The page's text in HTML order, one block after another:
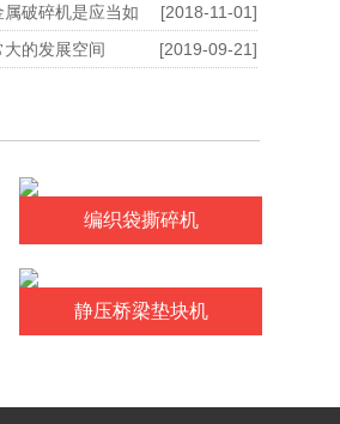
破碎机是应当如
[2018-11-01]
的发展空间
[2019-09-21]
编织袋撕碎机
静压桥梁垫块机